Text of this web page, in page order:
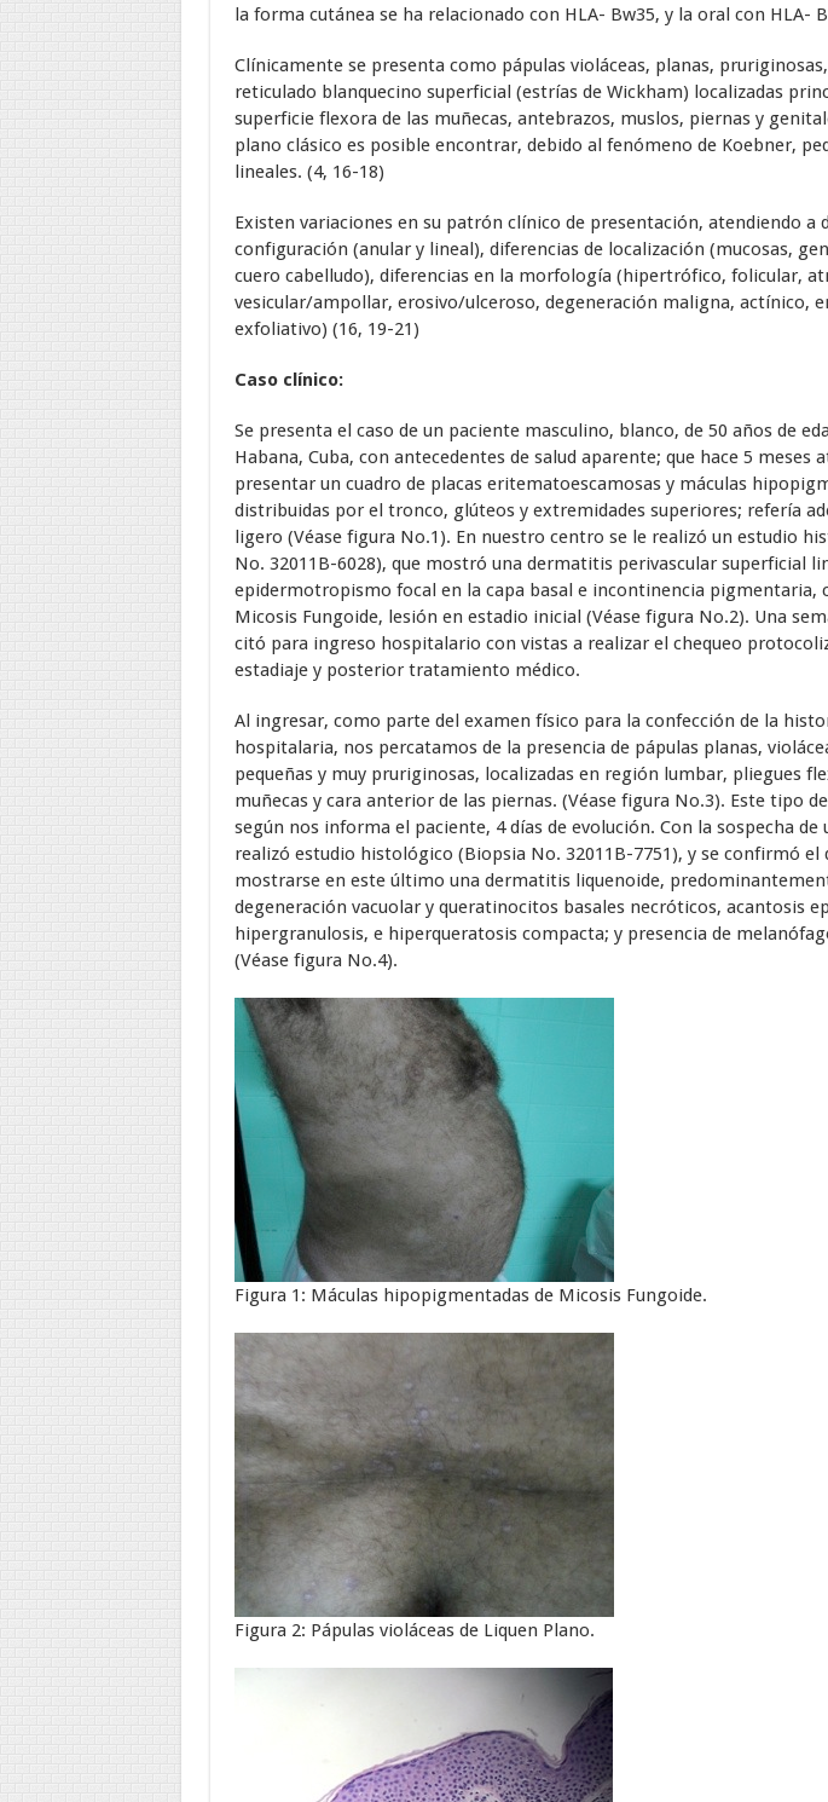
la forma cutánea se ha relacionado con HLA- Bw35, y la oral con HLA-
Clínicamente se presenta como pápulas violáceas, planas,
reticulado blanquecino superficial (estrías de Wickham) localizadas
superficie flexora de las muñecas, antebrazos, muslos, piernas y
plano clásico es posible encontrar, debido al fenómeno de Koebner,
lineales. (4, 16-18)
Existen variaciones en su patrón clínico de presentación, atendiendo a
configuración (anular y lineal), diferencias de localización (mucosas,
cuero cabelludo), diferencias en la morfología (hipertrófico, folicular,
vesicular/ampollar, erosivo/ulceroso, degeneración maligna, actínico,
exfoliativo) (16, 19-21)
Caso clínico:
Se presenta el caso de un paciente masculino, blanco, de 50 años de
Habana, Cuba, con antecedentes de salud aparente; que hace 5 meses
presentar un cuadro de placas eritematoescamosas y máculas
distribuidas por el tronco, glúteos y extremidades superiores; refería
ligero (Véase figura No.1). En nuestro centro se le realizó un estudio
No. 32011B-6028), que mostró una dermatitis perivascular superficial
epidermotropismo focal en la capa basal e incontinencia pigmentaria,
Micosis Fungoide, lesión en estadio inicial (Véase figura No.2). Una
citó para ingreso hospitalario con vistas a realizar el chequeo
estadiaje y posterior tratamiento médico.
Al ingresar, como parte del examen físico para la confección de la
hospitalaria, nos percatamos de la presencia de pápulas planas,
pequeñas y muy pruriginosas, localizadas en región lumbar, pliegues
muñecas y cara anterior de las piernas. (Véase figura No.3). Este tipo
según nos informa el paciente, 4 días de evolución. Con la sospecha de
realizó estudio histológico (Biopsia No. 32011B-7751), y se confirmó el
mostrarse en este último una dermatitis liquenoide,
degeneración vacuolar y queratinocitos basales necróticos, acantosis
hipergranulosis, e hiperqueratosis compacta; y presencia de
(Véase figura No.4).
Figura 1: Máculas hipopigmentadas de Micosis Fungoide.
Figura 2: Pápulas violáceas de Liquen Plano.